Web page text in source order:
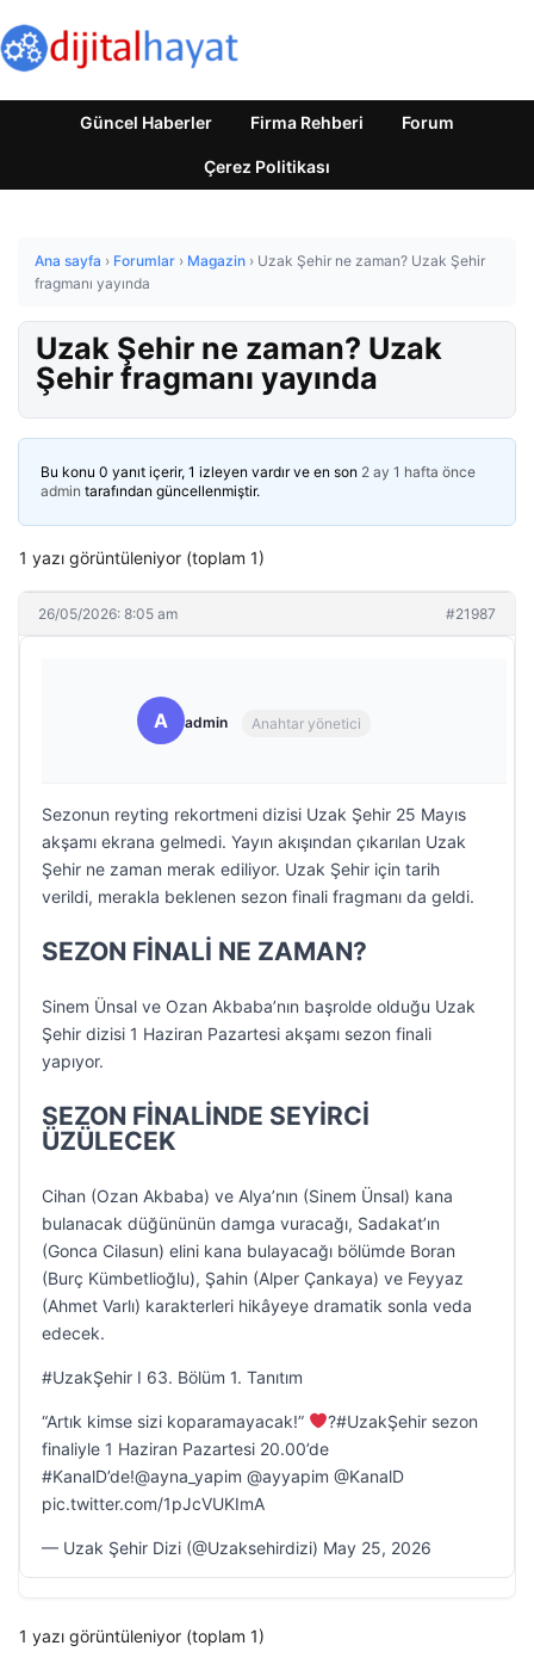
Güncel Haberler Firma Rehberi Forum
Çerez Politikası
Ana sayfa › Forumlar › Magazin › Uzak Şehir ne zaman? Uzak Şehir
fragmanı yayında
Uzak Şehir ne zaman? Uzak
Şehir fragmanı yayında
Bu konu 0 yanıt içerir, 1 izleyen vardır ve en son 2 ay 1 hafta önce
admin tarafından güncellenmiştir.
1 yazı görüntüleniyor (toplam 1)
26/05/2026: 8:05 am #21987
A admin Anahtar yönetici
Sezonun reyting rekortmeni dizisi Uzak Şehir 25 Mayıs
akşamı ekrana gelmedi. Yayın akışından çıkarılan Uzak
Şehir ne zaman merak ediliyor. Uzak Şehir için tarih
verildi, merakla beklenen sezon finali fragmanı da geldi.
SEZON FİNALİ NE ZAMAN?
Sinem Ünsal ve Ozan Akbaba’nın başrolde olduğu Uzak
Şehir dizisi 1 Haziran Pazartesi akşamı sezon finali
yapıyor.
SEZON FİNALİNDE SEYİRCİ
ÜZÜLECEK
Cihan (Ozan Akbaba) ve Alya’nın (Sinem Ünsal) kana
bulanacak düğününün damga vuracağı, Sadakat’ın
(Gonca Cilasun) elini kana bulayacağı bölümde Boran
(Burç Kümbetlioğlu), Şahin (Alper Çankaya) ve Feyyaz
(Ahmet Varlı) karakterleri hikâyeye dramatik sonla veda
edecek.
#UzakŞehir I 63. Bölüm 1. Tanıtım
“Artık kimse sizi koparamayacak!”
‍?#UzakŞehir sezon
finaliyle 1 Haziran Pazartesi 20.00’de
#KanalD’de!@ayna_yapim @ayyapim @KanalD
pic.twitter.com/1pJcVUKImA
— Uzak Şehir Dizi (@Uzaksehirdizi) May 25, 2026
1 yazı görüntüleniyor (toplam 1)